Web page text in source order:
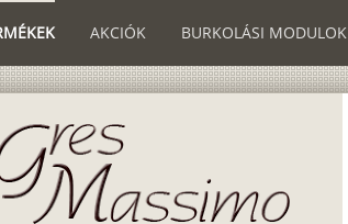
AKCIÓK BURKOLÁSI MODULOK